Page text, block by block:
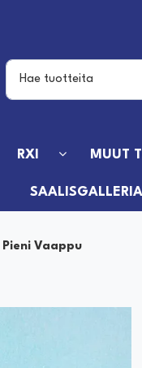
RXI MUUT
SAALISGALLERIA
Pieni Vaappu